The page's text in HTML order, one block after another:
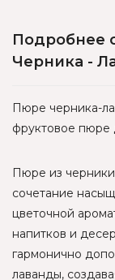
Подробнее
Черника -
Пюре черника-
фруктовое пюре
Пюре из
сочетание
цветочной
напитков и
гармонично
лаванды,